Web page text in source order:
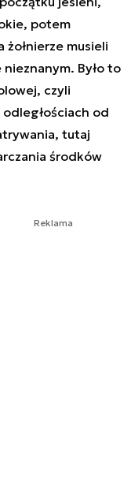
potem
żołnierze musieli
Było to
czyli
od
tutaj
środków
Reklama